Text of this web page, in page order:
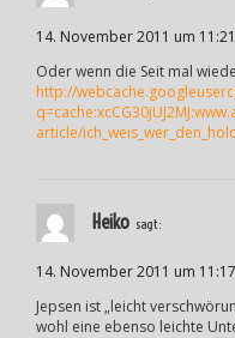
14. November 2011 um
Oder wenn die Seit mal
http://
article/
Heiko sagt:
14. November 2011 um
Jepsen ist „leicht
wohl eine ebenso leichte